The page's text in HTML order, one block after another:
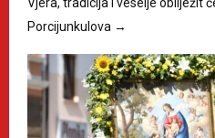
Porcijunkulova →